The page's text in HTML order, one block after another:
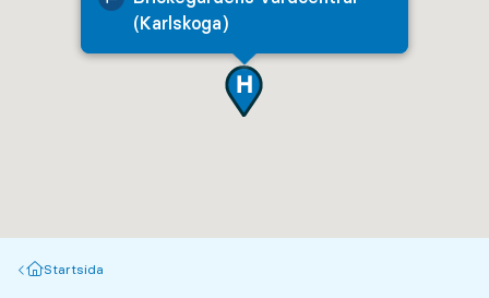
(Karlskoga)
Startsida
Startsida